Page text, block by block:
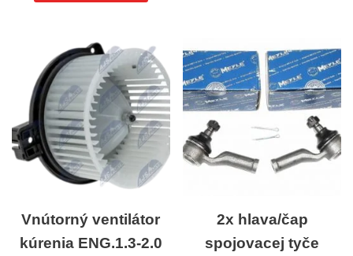
Vnútorný ventilátor
kúrenia ENG.1.3-2.0
2x hlava/čap
spojovacej tyče